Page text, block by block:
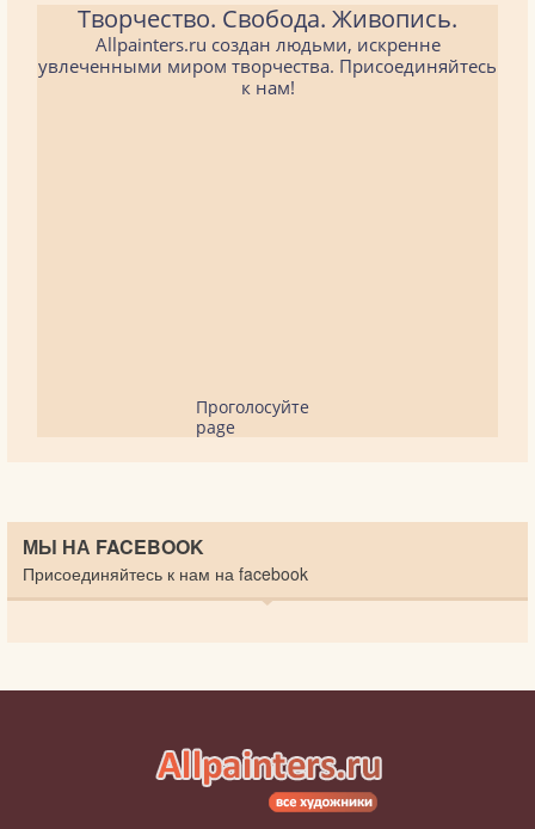
Творчество. Свобода. Живопись.
Allpainters.ru создан людьми, искренне
увлеченными миром творчества. Присоединяйтесь
к нам!
Проголосуйте
page
МЫ НА FACEBOOK
Присоединяйтесь к нам на facebook